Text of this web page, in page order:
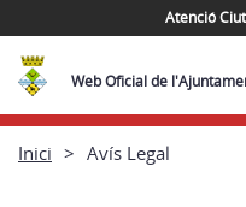
Atenció
Web Oficial de
Inici Avís Legal